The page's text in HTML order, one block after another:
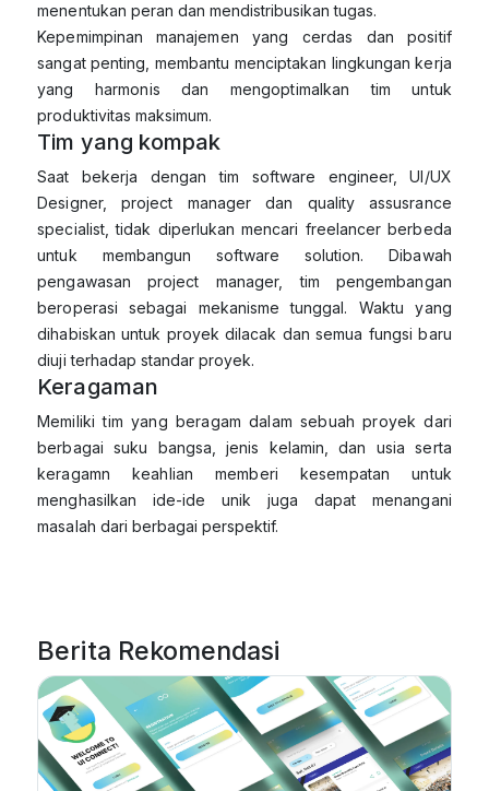
menentukan peran dan mendistribusikan tugas.
Kepemimpinan manajemen yang cerdas dan positif
sangat penting, membantu menciptakan lingkungan kerja
yang harmonis dan mengoptimalkan tim untuk
produktivitas maksimum.
Tim yang kompak
Saat bekerja dengan tim software engineer, UI/UX
Designer, project manager dan quality assusrance
specialist, tidak diperlukan mencari freelancer berbeda
untuk membangun software solution. Dibawah
pengawasan project manager, tim pengembangan
beroperasi sebagai mekanisme tunggal. Waktu yang
dihabiskan untuk proyek dilacak dan semua fungsi baru
diuji terhadap standar proyek.
Keragaman
Memiliki tim yang beragam dalam sebuah proyek dari
berbagai suku bangsa, jenis kelamin, dan usia serta
keragamn keahlian memberi kesempatan untuk
menghasilkan ide-ide unik juga dapat menangani
masalah dari berbagai perspektif.
Berita Rekomendasi